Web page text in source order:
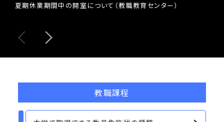
夏期休業期間中の開室について（教職教育センター）
教職課程